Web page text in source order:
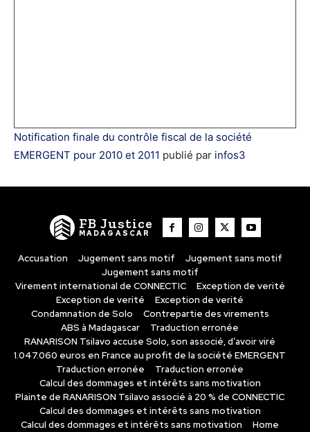
Notification finale du contrôle fiscal de la société
EMERGENT pour 2010 et 2011 publié par infos3
FB Justice
MADAGASCAR
Accusation Jugement sans motif
Jugement sans motif
Jugement sans motif
Virement international de CONNECTIC
Exception de verité
Exception de verité
Exception de verité
Condamnation de Solo
Contrepartie des virements
ABS à Madagascar
Traduction erronée
RANARISON Tsilavo accuse Solo, son associé, d’avoir viré
1.047.060 euros en France au profit de la société EMERGENT
Traduction erronée
Traduction erronée
Calcul des dommages et intérêts sans motivation
Plainte de RANARISON Tsilavo associé à 20 % de CONNECTIC
Calcul des dommages et intérêts sans motivation
Calcul des dommages et intérêts sans motivation
Home